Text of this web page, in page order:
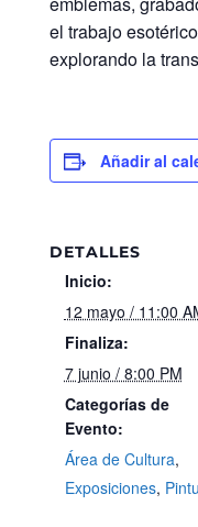
el trabajo
explorando la
Añadir al
DETALLES
Inicio:
12 mayo / 11:00
Finaliza:
7 junio / 8:00 PM
Categorías de
Evento:
Área de Cultura,
Exposiciones,